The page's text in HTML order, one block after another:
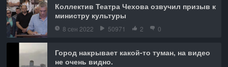
Коллектив Театра Чехова озвучил призыв к
министру культуры
8 сен 2022 50971 2 0
Город накрывает какой-то туман, на видео
не очень видно.